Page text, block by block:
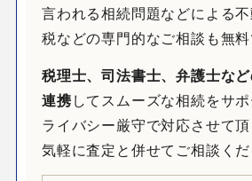
言われる相続問題などによる
税などの専門的なご相談も無料
税理士、司法書士、弁護士な
連携 してスムーズな相続をサ
ライバシー厳守で対応させて
気軽に査定と併せてご相談くだ